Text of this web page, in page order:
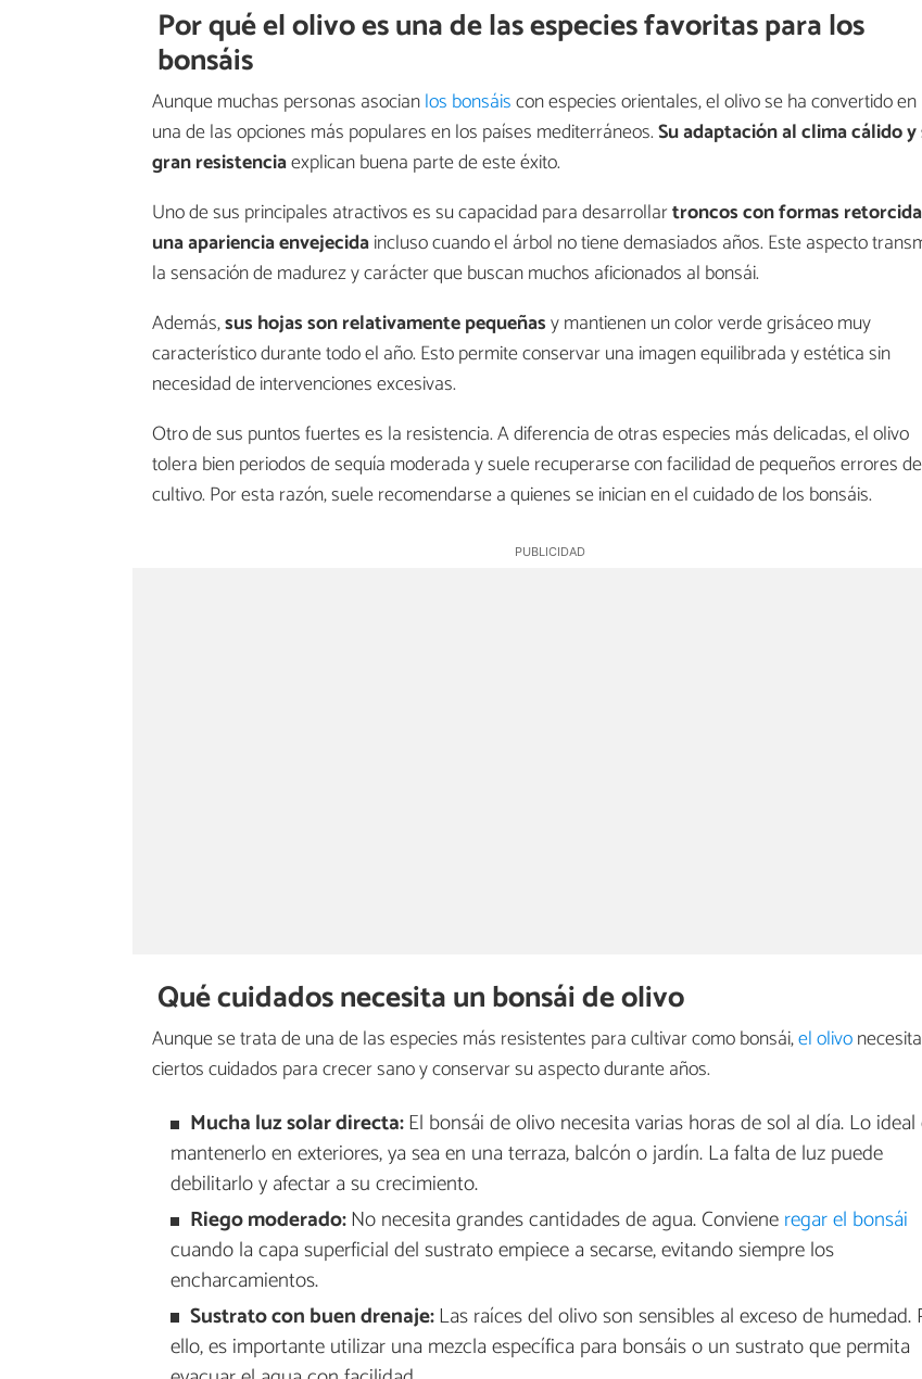
Por qué el olivo es una de las especies favoritas para los
bonsáis
Aunque muchas personas asocianlos bonsáiscon especies orientales, el olivo se ha convertido en
una de las opciones más populares en los países mediterráneos.Su adaptación al clima cálido y
gran resistenciaexplican buena parte de este éxito.
Uno de sus principales atractivos es su capacidad para desarrollartroncos con formas
una apariencia envejecidaincluso cuando el árbol no tiene demasiados años. Este aspecto
la sensación de madurez y carácter que buscan muchos aficionados al bonsái.
Además,sus hojas son relativamente pequeñasy mantienen un color verde grisáceo muy
característico durante todo el año. Esto permite conservar una imagen equilibrada y estética sin
necesidad de intervenciones excesivas.
Otro de sus puntos fuertes es la resistencia. A diferencia de otras especies más delicadas, el olivo
tolera bien periodos de sequía moderada y suele recuperarse con facilidad de pequeños errores de
cultivo. Por esta razón, suele recomendarse a quienes se inician en el cuidado de los bonsáis.
Qué cuidados necesita un bonsái de olivo
Aunque se trata de una de las especies más resistentes para cultivar como bonsái,el olivonecesita
ciertos cuidados para crecer sano y conservar su aspecto durante años.
Mucha luz solar directa:El bonsái de olivo necesita varias horas de sol al día. Lo ideal
mantenerlo en exteriores, ya sea en una terraza, balcón o jardín. La falta de luz puede
debilitarlo y afectar a su crecimiento.
Riego moderado:No necesita grandes cantidades de agua. Convieneregar el bonsái
cuando la capa superficial del sustrato empiece a secarse, evitando siempre los
encharcamientos.
Sustrato con buen drenaje:Las raíces del olivo son sensibles al exceso de humedad.
ello, es importante utilizar una mezcla específica para bonsáis o un sustrato que permita